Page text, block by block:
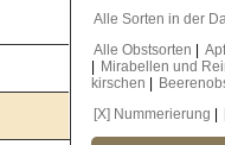
Alle Sorten in der
Alle Obstsorten
Mirabellen und
kirschen
[X] Nummerierung